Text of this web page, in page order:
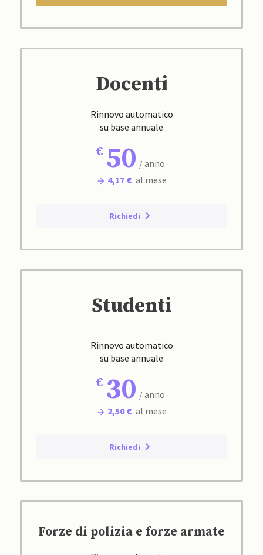
Docenti
Rinnovo automatico
su base annuale
50 / anno
4,17 € al mese
Richiedi
Studenti
Rinnovo automatico
su base annuale
30 / anno
2,50 € al mese
Richiedi
Forze di polizia e forze armate